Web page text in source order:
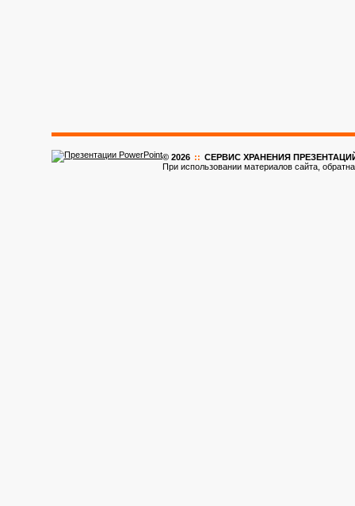
© 2026 :: CЕРВИС ХРАНЕНИЯ ПРЕЗЕНТАЦИЙ
При использовании материалов сайта,